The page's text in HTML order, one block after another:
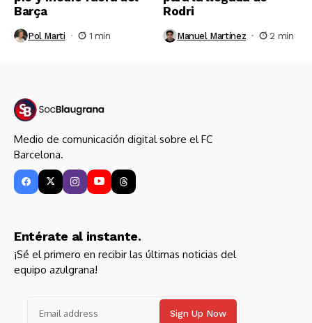
Barça
Pol Marti 1 min
Rodri
Manuel Martínez 2 min
Medio de comunicación digital sobre el FC
Barcelona.
Entérate al instante.
¡Sé el primero en recibir las últimas noticias del
equipo azulgrana!